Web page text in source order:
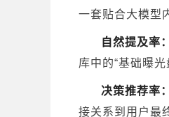
一套贴合大模型
自然提及率：
库中的“基础曝光
决策推荐率：
接关系到用户最